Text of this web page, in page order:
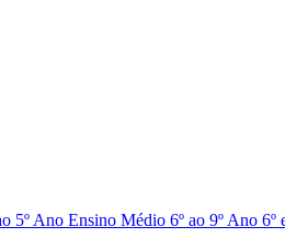
5º Ano Ensino Médio 6º ao 9º Ano 6º